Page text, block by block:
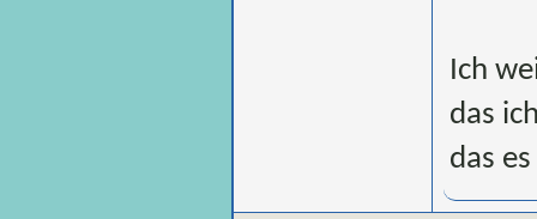
Ich
das
das